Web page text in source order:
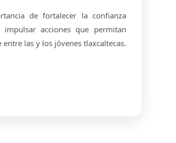
de fortalecer la confianza
acciones que permitan
las y los jóvenes tlaxcaltecas.